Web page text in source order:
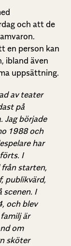
och att de
en person kan
ibland även
uppsättning.
av teater
på
Jag började
1988 och
har
I
starten,
publikvärd,
scenen. I
och blev
är
om
sköter